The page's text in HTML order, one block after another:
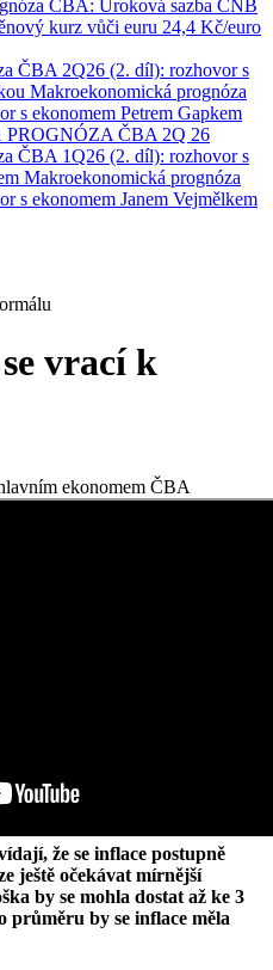
ČBA: Úroková sazba ČNB
kurz vůči euru 24,4 Kč/euro
ČBA 2Q26 (2. díl): rozhovor s
Makroekonomická prognóza
s ekonomem Petrem Gapkem
ČBA 2Q 26
ČBA 1Q26 (2. díl): rozhovor s
Makroekonomická prognóza
s ekonomem Janem Vejmělkem
vrací k
ekonomem ČBA
že se inflace postupně
ještě očekávat mírnější
by se mohla dostat až ke 3
průměru by se inflace měla